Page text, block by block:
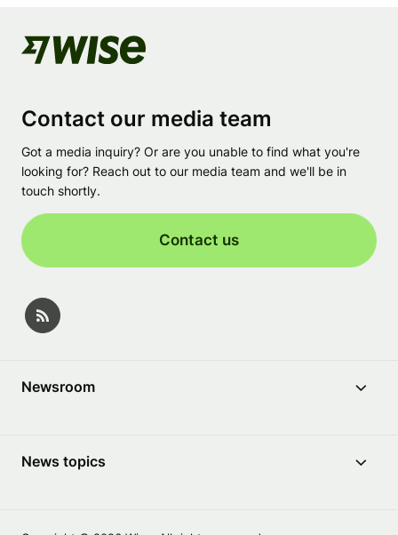
Contact our media team
Got a media inquiry? Or are you unable to find what you're
looking for? Reach out to our media team and we'll be in
touch shortly.
Contact us
Newsroom
News topics